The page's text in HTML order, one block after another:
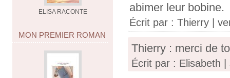
ELISA RACONTE
MON PREMIER ROMAN
abimer leur bobine.
Écrit par : Thierry |
Thierry : merci de
Écrit par : Elisabeth